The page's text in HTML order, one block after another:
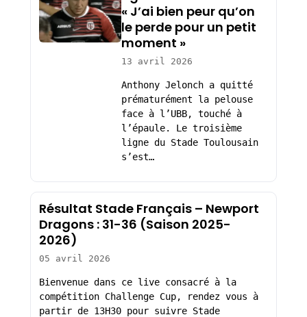
« J’ai bien peur qu’on
le perde pour un petit
moment »
13 avril 2026
Anthony Jelonch a quitté
prématurément la pelouse
face à l’UBB, touché à
l’épaule. Le troisième
ligne du Stade Toulousain
s’est…
Résultat Stade Français – Newport
Dragons : 31-36 (Saison 2025-
2026)
05 avril 2026
Bienvenue dans ce live consacré à la
compétition Challenge Cup, rendez vous à
partir de 13H30 pour suivre Stade